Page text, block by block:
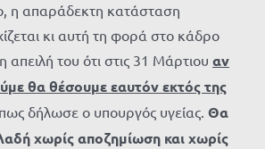
η απαράδεκτη κατάσταση
κι αυτή τη φορά στο κάδρο
απειλή του ότι στις 31 Μάρτιου αν
θα θέσουμε εαυτόν εκτός της
δήλωσε ο υπουργός υγείας. Θα
χωρίς αποζημίωση και χωρίς